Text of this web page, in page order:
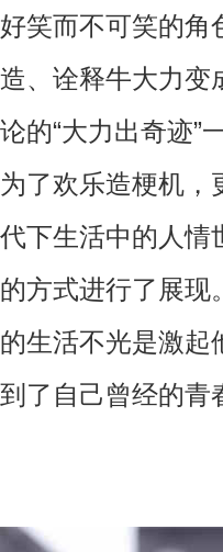
好笑而不可笑的角
造、诠释牛大力变
论的“大力出奇迹”
为了欢乐造梗机，
代下生活中的人情
的方式进行了展现
的生活不光是激起
到了自己曾经的青